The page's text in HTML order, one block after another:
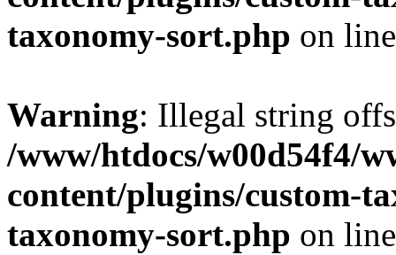
taxonomy-sort.php on
Warning: Illegal string
/www/htdocs/w00d54f4/
content/plugins/custom-
taxonomy-sort.php on